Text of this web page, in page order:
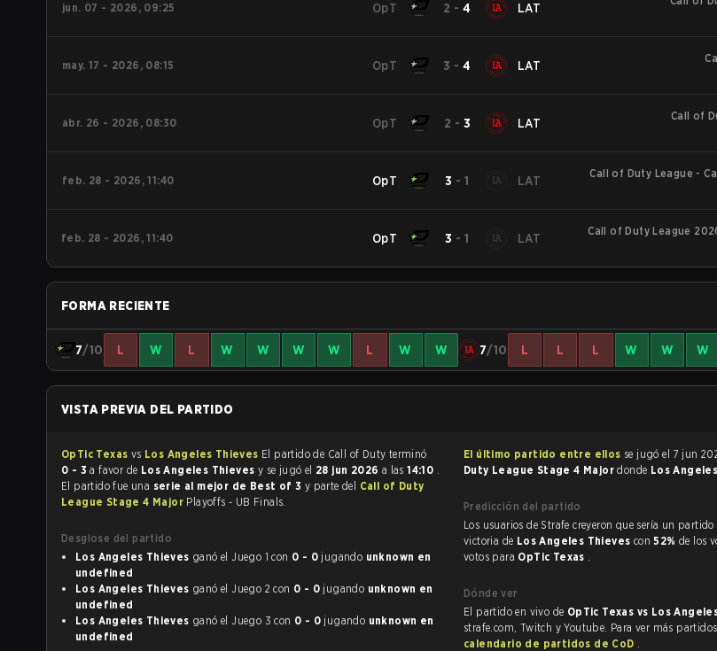
jun. 07 - 2026, 09:25 OpT 2 -4 LAT
may. 17 - 2026, 08:15 OpT 3 -4 LAT
abr. 26 - 2026, 08:30 OpT 2 - 3 LAT
Call of
feb. 28 - 2026, 11:40 OpT 3 -1 LAT
Call of Duty League -
feb. 28 - 2026, 11:40 OpT 3 -1 LAT
Call of Duty League
FORMA RECIENTE
7/10 L W L W W W W L W W 7/10 L L L W W W
VISTA PREVIA DEL PARTIDO
OpTic Texas vs Los Angeles Thieves
El partido de Call of Duty terminó
0 - 3 a favor de Los Angeles Thieves y se jugó el 28 jun 2026 a las14:10 .
El partido fue una serie al mejor de Best of 3 y parte del Call of Duty
League Stage 4 Major Playoffs - UB Finals.
Desglose del partido
Los Angeles Thieves
ganó el Juego 1 con 0 - 0 jugando unknown en
undefined
Los Angeles Thieves
ganó el Juego 2 con 0 - 0 jugando unknown en
undefined
Los Angeles Thieves
ganó el Juego 3 con 0 - 0 jugando unknown en
undefined
El último partido entre ellos se jugó el 7 jun
Duty League Stage 4 Majordonde Los
Predicción del partido
Los usuarios de Strafe creyeron que sería un partido reñido, y predijeron la
victoria de Los Angeles Thieves con52% de los
votos para OpTic Texas .
Dónde ver
El partido en vivo de OpTic Texas vs Los
strafe.com, Twitch y Youtube. Para ver más
calendario de partidos de CoD .